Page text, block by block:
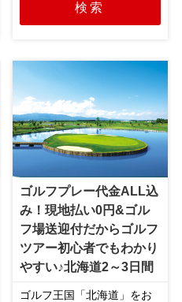
検索
ゴルフプレー代金ALL込
み！現地払い0円&ゴル
フ場送迎付だからゴルフ
ツアー初心者でもわかり
やすい♪北海道2～3日間
ゴルフ王国「北海道」をお